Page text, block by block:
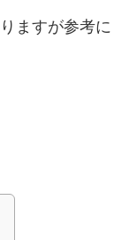
すが参考に